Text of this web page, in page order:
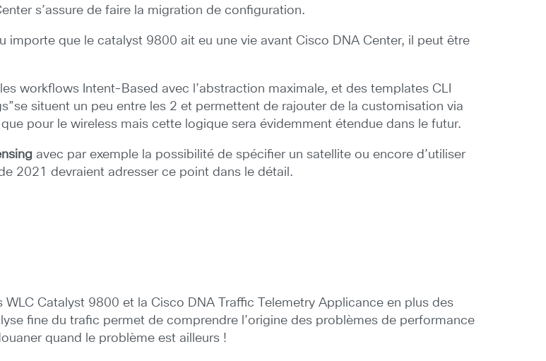
s’assure de faire la migration de configuration.
importe que le catalyst 9800 ait eu une vie avant Cisco DNA Center, il peut être
workflows Intent-Based avec l’abstraction maximale, et des templates CLI
situent un peu entre les 2 et permettent de rajouter de la customisation via
pour le wireless mais cette logique sera évidemment étendue dans le futur.
avec par exemple la possibilité de spécifier un satellite ou encore d’utiliser
2021 devraient adresser ce point dans le détail.
Catalyst 9800 et la Cisco DNA Traffic Telemetry Applicance en plus des
fine du trafic permet de comprendre l’origine des problèmes de performance
quand le problème est ailleurs !